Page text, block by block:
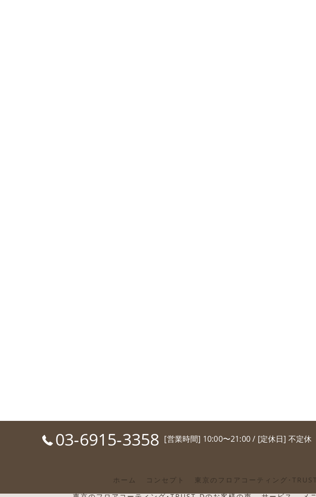
03-6915-3358 [営業時間] 10:00〜21:00 / [定休日] 不定休
ホーム コンセプト 東京のフロアコーティング･